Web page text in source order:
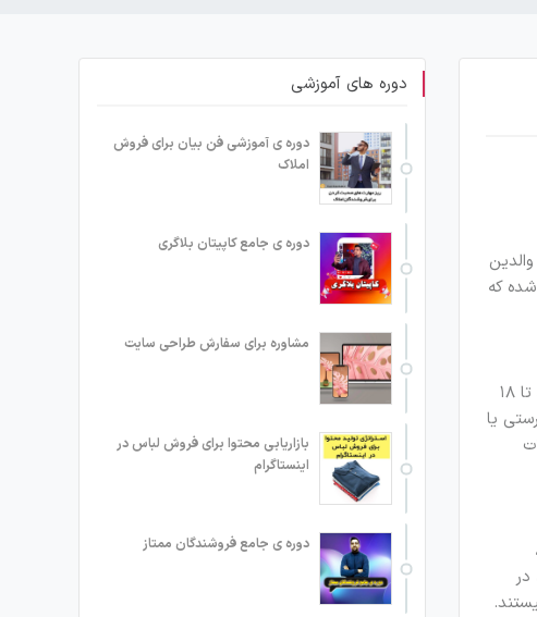
که
براساس این سیاست جدید، از ماه مارس، والدینی که در استارباکس مشغول به کار هستند و صاحب فرزند می‌شوند، می‌توانند تا ۱۸
یا
در
دوره های آموزشی
دوره ی آموزشی فن بیان برای فروش
املاک
دوره ی جامع کاپیتان بلاگری
مشاوره برای سفارش طراحی سایت
بازاریابی محتوا برای فروش لباس در
اینستاگرام
دوره ی جامع فروشندگان ممتاز